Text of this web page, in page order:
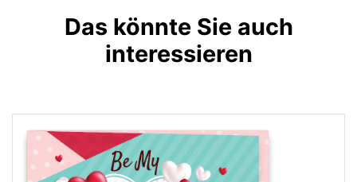
Das könnte Sie auch
interessieren